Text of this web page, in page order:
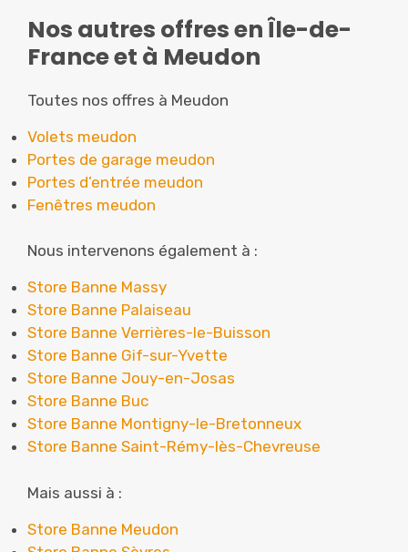
Nos autres offres en Île-de-
France et à Meudon
Toutes nos offres à Meudon
Volets meudon
Portes de garage meudon
Portes d’entrée meudon
Fenêtres meudon
Nous intervenons également à :
Store Banne Massy
Store Banne Palaiseau
Store Banne Verrières-le-Buisson
Store Banne Gif-sur-Yvette
Store Banne Jouy-en-Josas
Store Banne Buc
Store Banne Montigny-le-Bretonneux
Store Banne Saint-Rémy-lès-Chevreuse
Mais aussi à :
Store Banne Meudon